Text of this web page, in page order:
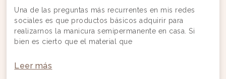
Una de las preguntas más recurrentes en mis redes
sociales es que productos básicos adquirir para
realizarnos la manicura semipermanente en casa. Si
bien es cierto que el material que
Leer más